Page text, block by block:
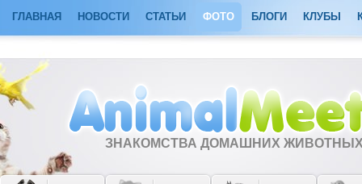
ГЛАВНАЯ НОВОСТИ СТАТЬИ ФОТО БЛОГИ КЛУБЫ
ЗНАКОМСТВА ДОМАШНИХ